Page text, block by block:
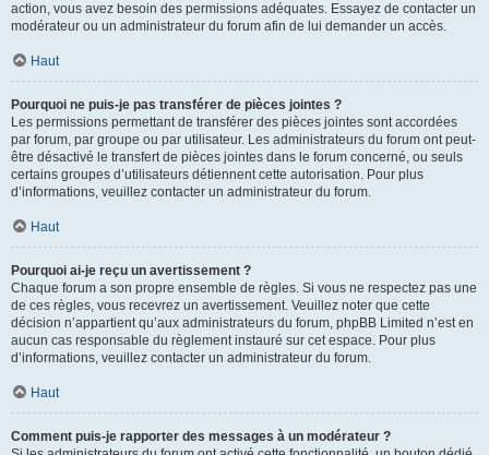
action, vous avez besoin des permissions adéquates. Essayez de contacter un
modérateur ou un administrateur du forum afin de lui demander un accès.
Haut
Pourquoi ne puis-je pas transférer de pièces jointes ?
Les permissions permettant de transférer des pièces jointes sont accordées
par forum, par groupe ou par utilisateur. Les administrateurs du forum ont peut-
être désactivé le transfert de pièces jointes dans le forum concerné, ou seuls
certains groupes d’utilisateurs détiennent cette autorisation. Pour plus
d’informations, veuillez contacter un administrateur du forum.
Haut
Pourquoi ai-je reçu un avertissement ?
Chaque forum a son propre ensemble de règles. Si vous ne respectez pas une
de ces règles, vous recevrez un avertissement. Veuillez noter que cette
décision n’appartient qu’aux administrateurs du forum, phpBB Limited n’est en
aucun cas responsable du règlement instauré sur cet espace. Pour plus
d’informations, veuillez contacter un administrateur du forum.
Haut
Comment puis-je rapporter des messages à un modérateur ?